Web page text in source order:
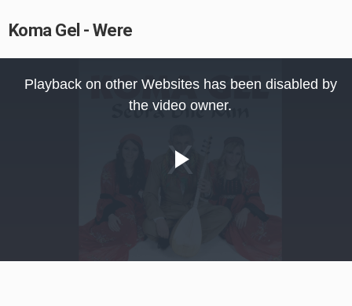
Koma Gel - Were
Video
Playback on other Websites has been disabled by
the video owner.